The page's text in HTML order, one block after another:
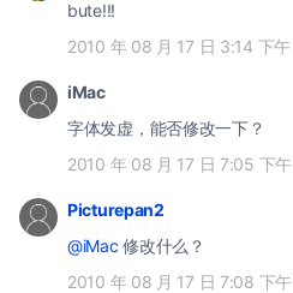
bute!!!
2010 年 08 月 17 日 3:14 下午
iMac
字体发虚，能否修改一下？
2010 年 08 月 17 日 7:05 下午
Picturepan2
@iMac 修改什么？
2010 年 08 月 17 日 7:08 下午